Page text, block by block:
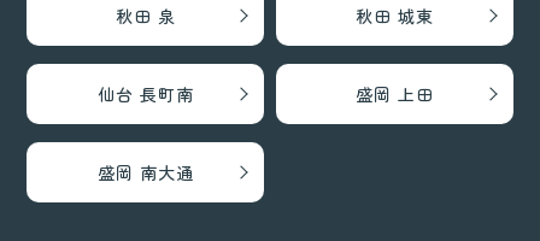
秋田 泉 秋田 城東
仙台 長町南 盛岡 上田
盛岡 南大通